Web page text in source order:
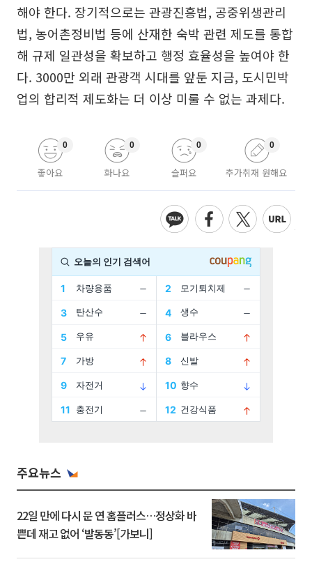
해야 한다. 장기적으로는 관광진흥법, 공중위생관리
법, 농어촌정비법 등에 산재한 숙박 관련 제도를 통합
해 규제 일관성을 확보하고 행정 효율성을 높여야 한
다. 3000만 외래 관광객 시대를 앞둔 지금, 도시민박
업의 합리적 제도화는 더 이상 미룰 수 없는 과제다.
좋아요
0
화나요
0
슬퍼요
0
추가취재 원해요
0
주요뉴스
22일 만에 다시 문 연 홈플러스…정상화 바
쁜데 재고 없어 ‘발동동’[가보니]